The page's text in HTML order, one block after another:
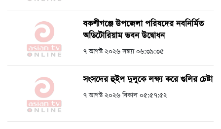
বকশীগঞ্জে উপজেলা পরিষদের নবনির্মিত
অডিটোরিয়াম ভবন উদ্বোধন
৭ আগস্ট ২০২৬ সন্ধ্যা ০৬:৩৯:৩৫
সংসদের হুইপ দুলুকে লক্ষ্য করে গুলির চেষ্টা
৭ আগস্ট ২০২৬ বিকাল ০৫:৫৭:৫২